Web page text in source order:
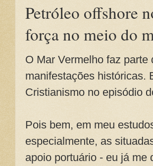
Petróleo offshore
força no meio do
O Mar Vermelho faz
manifestações históricas.
Cristianismo no episódio
Pois bem, em meu
especialmente, as
apoio portuário - eu já me